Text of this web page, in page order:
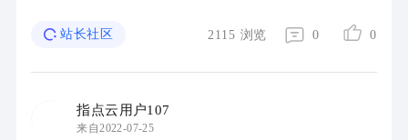
协议。在网站上，如果你想把文件和人共 ...
站长社区 2115 浏览 0 0
指点云用户107
来自2022-07-25